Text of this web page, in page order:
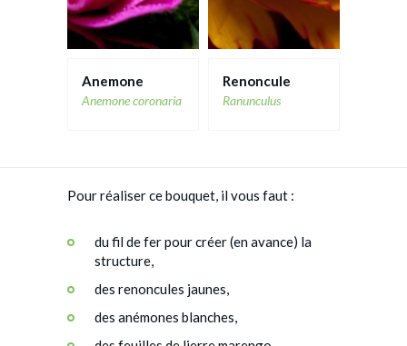
Anemone
Anemone coronaria
Renoncule
Ranunculus
Pour réaliser ce bouquet, il vous faut :
du fil de fer pour créer (en avance) la
structure,
des renoncules jaunes,
des anémones blanches,